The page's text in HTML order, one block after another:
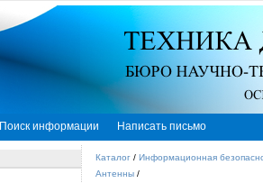
Поиск информации Написать письмо
Каталог / Информационная
Антенны /